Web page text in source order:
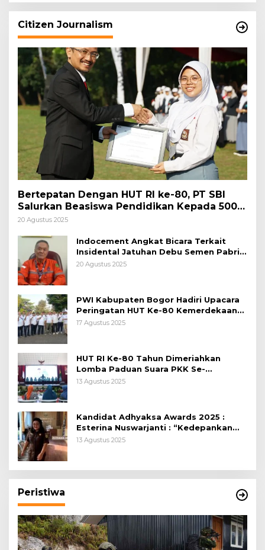
Citizen Journalism
Bertepatan Dengan HUT RI ke-80, PT SBI
Salurkan Beasiswa Pendidikan Kepada 500
Pelajar
20 Agustus 2025
Indocement Angkat Bicara Terkait
Insidental Jatuhan Debu Semen Pabrik
Citeureup
20 Agustus 2025
PWI Kabupaten Bogor Hadiri Upacara
Peringatan HUT Ke-80 Kemerdekaan
RI, di Lapangan Tegar Beriman
17 Agustus 2025
HUT RI Ke-80 Tahun Dimeriahkan
Lomba Paduan Suara PKK Se-
Kabupaten Bogor
13 Agustus 2025
Kandidat Adhyaksa Awards 2025 :
Esterina Nuswarjanti : “Kedepankan
Keadilan Restoratif Wujudkan
13 Agustus 2025
Peristiwa